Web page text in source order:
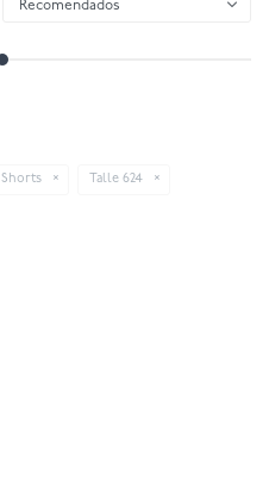
Recomendados
Shorts Talle 624